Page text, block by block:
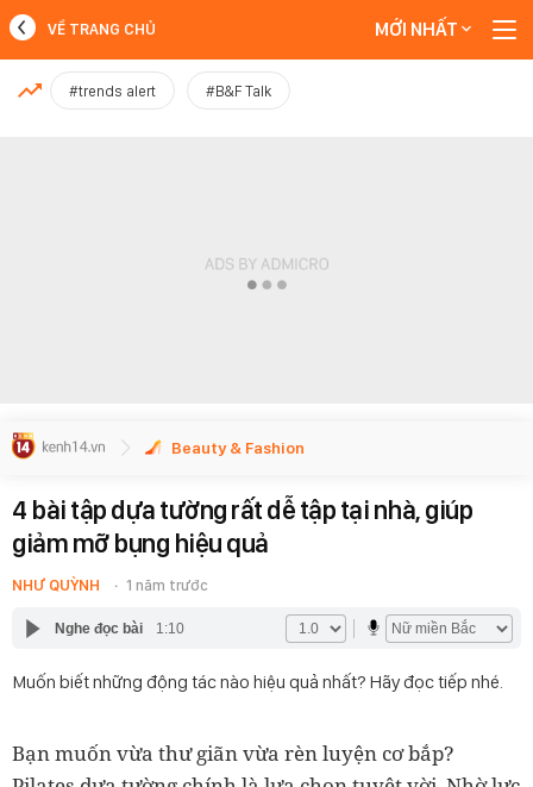
MỚI NHẤT
VỀ TRANG CHỦ MỚI NHẤT
#trends alert #B&F Talk
Beauty & Fashion
4 bài tập dựa tường rất dễ tập tại nhà, giúp
giảm mỡ bụng hiệu quả
NHƯ QUỲNH 1 năm trước
Nghe đọc bài 1:10
Muốn biết những động tác nào hiệu quả nhất? Hãy đọc tiếp nhé.
Bạn muốn vừa thư giãn vừa rèn luyện cơ bắp?